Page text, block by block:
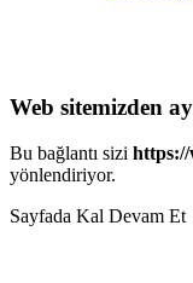
Web sitemizden
Bu bağlantı sizi https://
yönlendiriyor.
Sayfada Kal Devam Et